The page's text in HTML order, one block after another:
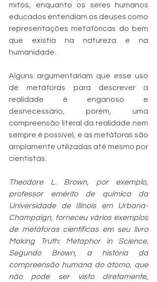
mitos, enquanto os seres humanos
educados entendiam os deuses como
representações metafóricas do bem
que existia na natureza e na
humanidade.
Alguns argumentariam que esse uso
de metáforas para descrever a
realidade é enganoso e
desnecessário, porém, uma
compreensão literal da realidade nem
sempre é possível, e as metáforas são
amplamente utilizadas até mesmo por
cientistas.
Theodore L. Brown, por exemplo,
professor emérito de química da
Universidade de Illinois em Urbana-
Champaign, forneceu vários exemplos
de metáforas científicas em seu livro
Making Truth: Metaphor in Science.
Segundo Brown, a história da
compreensão humana do átomo, que
não pode ser visto diretamente,